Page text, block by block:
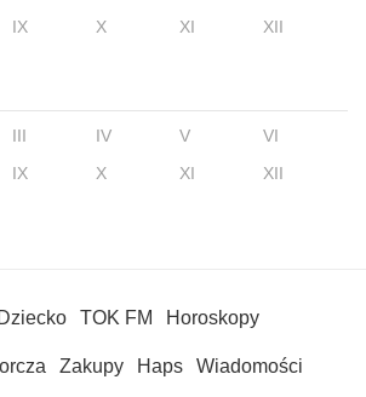
IX X XI XII
III IV V
VI
IX X XI XII
Dziecko TOK FM Horoskopy
Zakupy Haps Wiadomości